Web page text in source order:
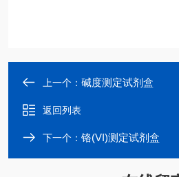
上一个： 碱度测定试剂盒
返回列表
下一个： 铬(VI)测定试剂盒